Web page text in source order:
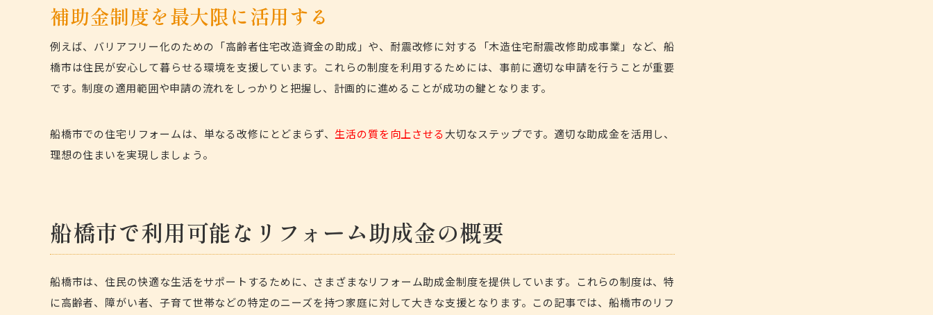
補助金制度を最大限に活用する
例えば、バリアフリー化のための「高齢者住宅改造資金の助成」や、耐震改修に対する「木造住宅耐震改修助成事業」など、船
橋市は住民が安心して暮らせる環境を支援しています。これらの制度を利用するためには、事前に適切な申請を行うことが重要
です。制度の適用範囲や申請の流れをしっかりと把握し、計画的に進めることが成功の鍵となります。
船橋市での住宅リフォームは、単なる改修にとどまらず、 生活の質を向上させる大切なステップです。適切な助成金を活用し、
理想の住まいを実現しましょう。
船橋市で利用可能なリフォーム助成金の概要
船橋市は、住民の快適な生活をサポートするために、さまざまなリフォーム助成金制度を提供しています。これらの制度は、特
に高齢者、障がい者、子育て世帯などの特定のニーズを持つ家庭に対して大きな支援となります。この記事では、船橋市のリフ